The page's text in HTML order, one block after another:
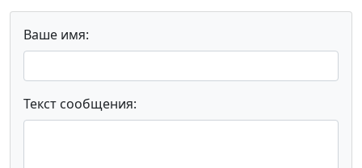
Ваше имя:
Текст сообщения: